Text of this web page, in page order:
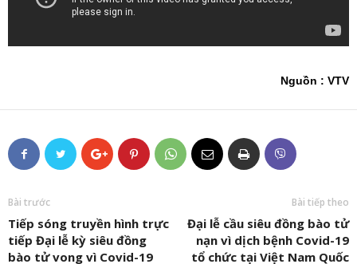
Nguồn : VTV
Bài trước
Tiếp sóng truyền hình trực
tiếp Đại lễ kỳ siêu đồng
bào tử vong vì Covid-19
Bài tiếp theo
Đại lễ cầu siêu đồng bào tử
nạn vì dịch bệnh Covid-19
tổ chức tại Việt Nam Quốc